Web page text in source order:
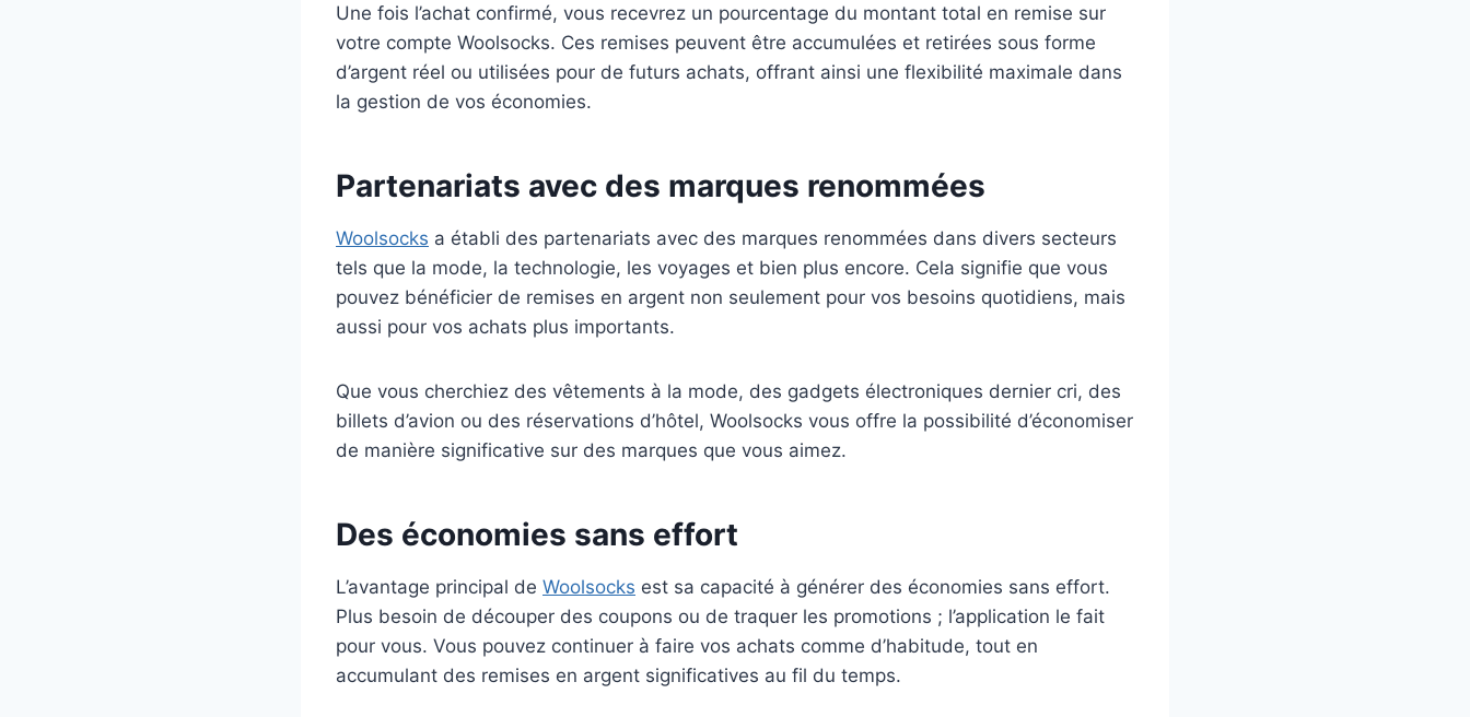
Une fois l’achat confirmé, vous recevrez un pourcentage du montant total en remise sur
votre compte Woolsocks. Ces remises peuvent être accumulées et retirées sous forme
d’argent réel ou utilisées pour de futurs achats, offrant ainsi une flexibilité maximale dans
la gestion de vos économies.
Partenariats avec des marques renommées
Woolsocks a établi des partenariats avec des marques renommées dans divers secteurs
tels que la mode, la technologie, les voyages et bien plus encore. Cela signifie que vous
pouvez bénéficier de remises en argent non seulement pour vos besoins quotidiens, mais
aussi pour vos achats plus importants.
Que vous cherchiez des vêtements à la mode, des gadgets électroniques dernier cri, des
billets d’avion ou des réservations d’hôtel, Woolsocks vous offre la possibilité d’économiser
de manière significative sur des marques que vous aimez.
Des économies sans effort
L’avantage principal de Woolsocks est sa capacité à générer des économies sans effort.
Plus besoin de découper des coupons ou de traquer les promotions ; l’application le fait
pour vous. Vous pouvez continuer à faire vos achats comme d’habitude, tout en
accumulant des remises en argent significatives au fil du temps.